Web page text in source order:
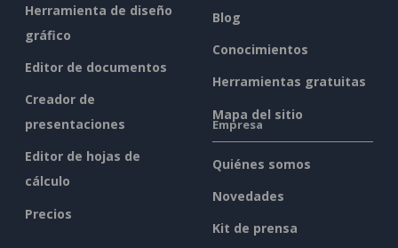
Herramienta de diseño
gráfico
Editor de documentos
Creador de
presentaciones
Editor de hojas de
cálculo
Precios
Blog
Conocimientos
Herramientas gratuitas
Mapa del sitio
Empresa
Quiénes somos
Novedades
Kit de prensa